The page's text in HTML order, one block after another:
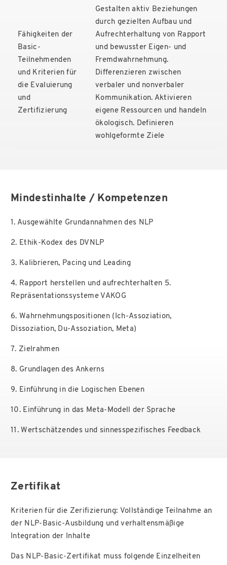
Fähigkeiten der
Basic-
Teilnehmenden
und Kriterien für
die Evaluierung
und
Zertifizierung
Gestalten aktiv Beziehungen
durch gezielten Aufbau und
Aufrechterhaltung von Rapport
und bewusster Eigen- und
Fremdwahrnehmung.
Differenzieren zwischen
verbaler und nonverbaler
Kommunikation. Aktivieren
eigene Ressourcen und handeln
ökologisch. Definieren
wohlgeformte Ziele
Mindestinhalte / Kompetenzen
1. Ausgewählte Grundannahmen des NLP
2. Ethik-Kodex des DVNLP
3. Kalibrieren, Pacing und Leading
4. Rapport herstellen und aufrechterhalten 5.
Repräsentationssysteme VAKOG
6. Wahrnehmungspositionen (Ich-Assoziation,
Dissoziation, Du-Assoziation, Meta)
7. Zielrahmen
8. Grundlagen des Ankerns
9. Einführung in die Logischen Ebenen
10. Einführung in das Meta-Modell der Sprache
11. Wertschätzendes und sinnesspezifisches Feedback
Zertifikat
Kriterien für die Zerifizierung: Vollständige Teilnahme an
der NLP-Basic-Ausbildung und verhaltensmäßige
Integration der Inhalte
Das NLP-Basic-Zertifikat muss folgende Einzelheiten